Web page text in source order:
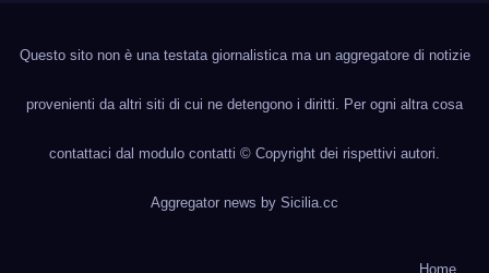
Questo sito non è una testata giornalistica ma un aggregatore di notizie
provenienti da altri siti di cui ne detengono i diritti. Per ogni altra cosa
contattaci dal modulo contatti © Copyright dei rispettivi autori.
Aggregator news by Sicilia.cc
Home